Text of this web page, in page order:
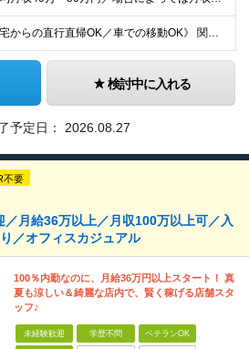
《自宅からの直行直帰OK／車での移動OK》 関東、近畿、東海、九州、北海道、東北、北陸、中国の各エリア ★希望地域を優先します ・南関東エリア(神奈川/東京/埼玉/千葉) ・近畿エリア(大阪/兵庫/
検討中に入れる
予定日： 2026.08.27
不要
月給36万以上／月収100万以上可／入
／オフィスカジュアル
100％内勤なのに、月給36万円以上スタート！ 真
夏も涼しい＆綺麗な店内で、賢く稼げる店舗スタ
ッフ♪
未経験歓迎 学歴不問 ベテランOK